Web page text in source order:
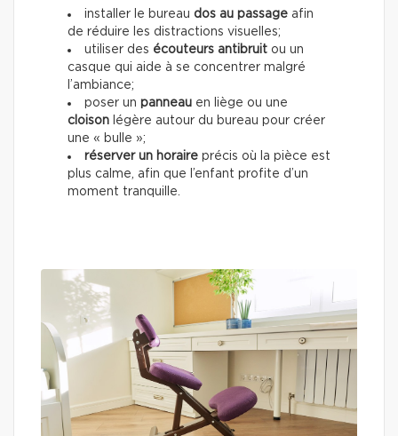
installer le bureau dos au passage afin
de réduire les distractions visuelles;
utiliser des écouteurs antibruit ou un
casque qui aide à se concentrer malgré
l’ambiance;
poser un panneau en liège ou une
cloison légère autour du bureau pour créer
une « bulle »;
réserver un horaire précis où la pièce est
plus calme, afin que l’enfant profite d’un
moment tranquille.